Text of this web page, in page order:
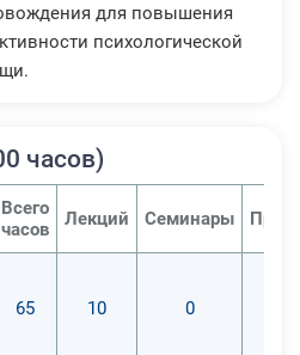
для повышения
психологической
часов)
Всего
часов
Лекций Семинары
65 10 0